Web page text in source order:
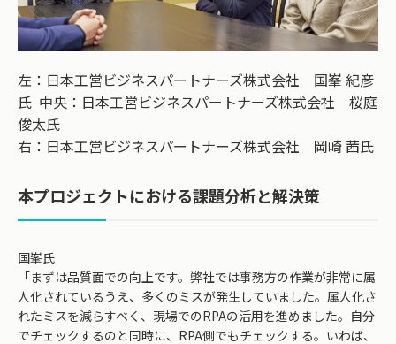
左：日本工営ビジネスパートナーズ株式会社 国峯 紀彦
氏 中央：日本工営ビジネスパートナーズ株式会社 桜庭
俊太氏
右：日本工営ビジネスパートナーズ株式会社 岡崎 茜氏
本プロジェクトにおける課題分析と解決策
国峯氏
「まずは品質面での向上です。弊社では事務方の作業が非常に属
人化されているうえ、多くのミスが発生していました。属人化さ
れたミスを減らすべく、現場でのRPAの活用を進めました。自分
でチェックするのと同時に、RPA側でもチェックする。いわば、